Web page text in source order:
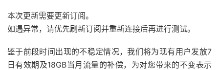
本次更新需要更新订阅。
如遇异常，请优先刷新订阅并重新连接后再进行测试。
鉴于前段时间出现的不稳定情况，我们将为现有用户发放7
日有效期及18GB当月流量的补偿，为对您带来的不变表示